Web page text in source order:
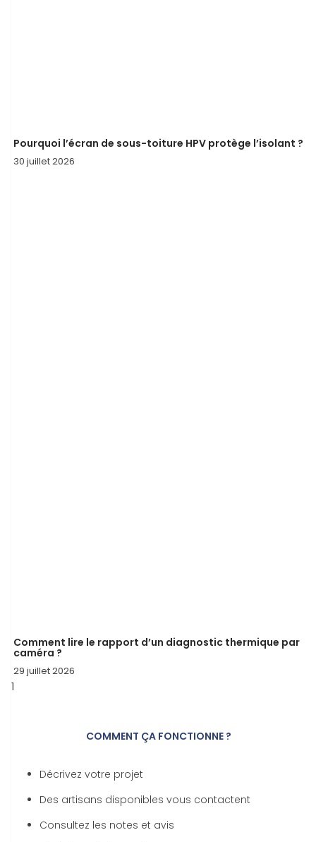
Pourquoi l’écran de sous-toiture HPV protège l’isolant ?
30 juillet 2026
Comment lire le rapport d’un diagnostic thermique par
caméra ?
29 juillet 2026
COMMENT ÇA FONCTIONNE ?
Décrivez votre projet
Des artisans disponibles vous contactent
Consultez les notes et avis